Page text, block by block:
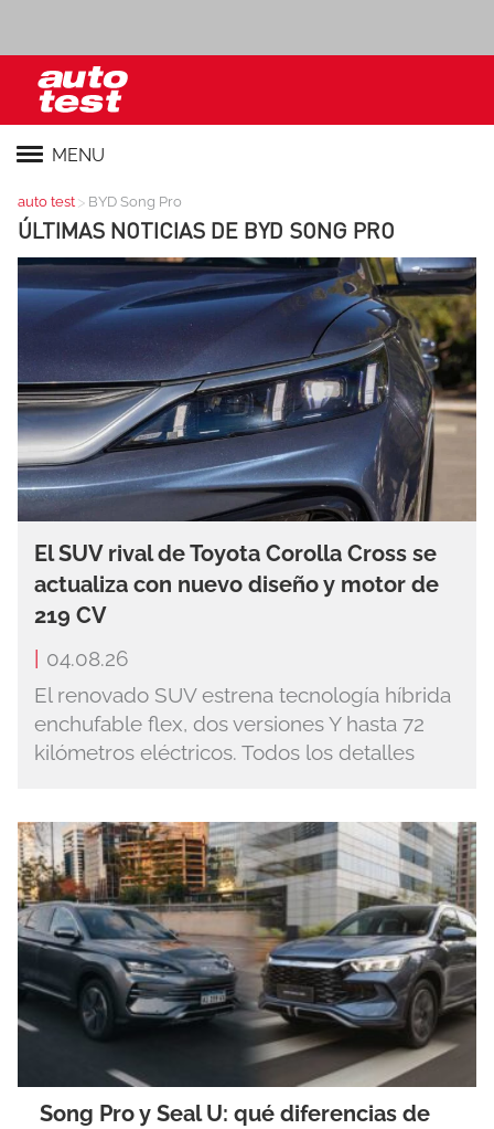
MENU
auto test > BYD Song Pro
ÚLTIMAS NOTICIAS DE BYD SONG PRO
El SUV rival de Toyota Corolla Cross se
actualiza con nuevo diseño y motor de
219 CV
04.08.26
El renovado SUV estrena tecnología híbrida
enchufable flex, dos versiones Y hasta 72
kilómetros eléctricos. Todos los detalles
Song Pro y Seal U: qué diferencias de